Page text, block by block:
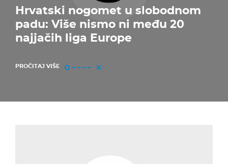
Hrvatski nogomet u slobodnom
padu: Više nismo ni među 20
najjačih liga Europe
PROČITAJ VIŠE